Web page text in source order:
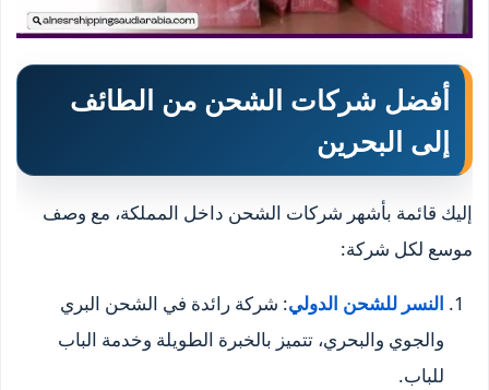
أفضل شركات الشحن من الطائف
إلى البحرين
إليك قائمة بأشهر شركات الشحن داخل المملكة، مع وصف
موسع لكل شركة:
النسر للشحن الدولي: شركة رائدة في الشحن البري
والجوي والبحري، تتميز بالخبرة الطويلة وخدمة الباب
للباب.